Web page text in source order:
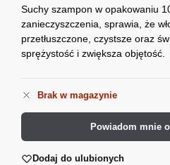
Suchy szampon w opakowaniu
zanieczyszczenia, sprawia, że
przetłuszczone, czystsze oraz
sprężystość i zwiększa objętość.
Brak w magazynie
Powiadom mnie
Dodaj do ulubionych